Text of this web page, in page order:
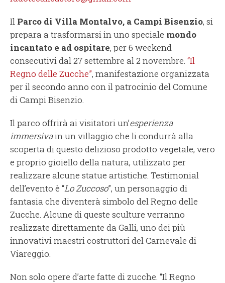
Il Parco di Villa Montalvo, a Campi Bisenzio, si
prepara a trasformarsi in uno speciale mondo
incantato e ad ospitare, per 6 weekend
consecutivi dal 27 settembre al 2 novembre. “Il
Regno delle Zucche”, manifestazione organizzata
per il secondo anno con il patrocinio del Comune
di Campi Bisenzio.
Il parco offrirà ai visitatori un’esperienza
immersivain un villaggio che li condurrà alla
scoperta di questo delizioso prodotto vegetale, vero
e proprio gioiello della natura, utilizzato per
realizzare alcune statue artistiche. Testimonial
dell’evento è “Lo Zuccoso”, un personaggio di
fantasia che diventerà simbolo del Regno delle
Zucche. Alcune di queste sculture verranno
realizzate direttamente da Galli, uno dei più
innovativi maestri costruttori del Carnevale di
Viareggio.
Non solo opere d’arte fatte di zucche. “Il Regno